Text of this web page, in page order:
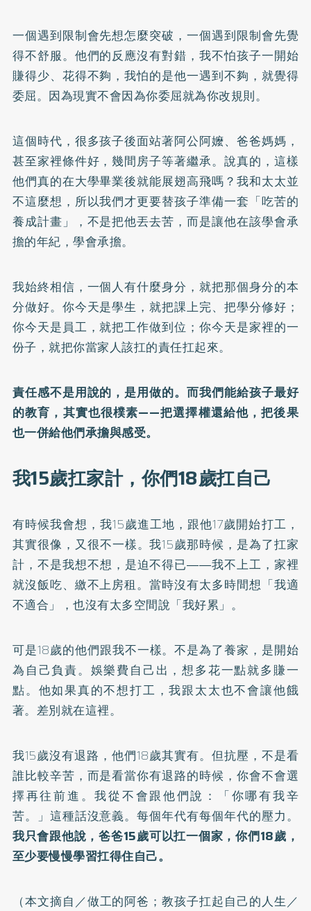
一個遇到限制會先想怎麼突破，一個遇到限制會先覺
得不舒服。他們的反應沒有對錯，我不怕孩子一開始
賺得少、花得不夠，我怕的是他一遇到不夠，就覺得
委屈。因為現實不會因為你委屈就為你改規則。
這個時代，很多孩子後面站著阿公阿嬤、爸爸媽媽，
甚至家裡條件好，幾間房子等著繼承。說真的，這樣
他們真的在大學畢業後就能展翅高飛嗎？我和太太並
不這麼想，所以我們才更要替孩子準備一套「吃苦的
養成計畫」，不是把他丟去苦，而是讓他在該學會承
擔的年紀，學會承擔。
我始終相信，一個人有什麼身分，就把那個身分的本
分做好。你今天是學生，就把課上完、把學分修好；
你今天是員工，就把工作做到位；你今天是家裡的一
份子，就把你當家人該扛的責任扛起來。
責任感不是用說的，是用做的。而我們能給孩子最好
的教育，其實也很樸素——把選擇權還給他，把後果
也一併給他們承擔與感受。
我15歲扛家計，你們18歲扛自己
有時候我會想，我15歲進工地，跟他17歲開始打工，
其實很像，又很不一樣。我15歲那時候，是為了扛家
計，不是我想不想，是迫不得已――我不上工，家裡
就沒飯吃、繳不上房租。當時沒有太多時間想「我適
不適合」，也沒有太多空間說「我好累」。
可是18歲的他們跟我不一樣。不是為了養家，是開始
為自己負責。娛樂費自己出，想多花一點就多賺一
點。他如果真的不想打工，我跟太太也不會讓他餓
著。差別就在這裡。
我15歲沒有退路，他們18歲其實有。但抗壓，不是看
誰比較辛苦，而是看當你有退路的時候，你會不會選
擇再往前進。我從不會跟他們說：「你哪有我辛
苦。」這種話沒意義。每個年代有每個年代的壓力。
我只會跟他說，爸爸15歲可以扛一個家，你們18歲，
至少要慢慢學習扛得住自己。
（本文摘自／做工的阿爸；教孩子扛起自己的人生／